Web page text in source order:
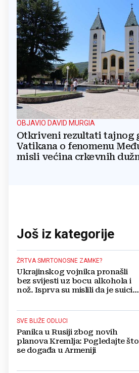
OBJAVIO DAVID MURGIA
Otkriveni rezultati tajnog
Vatikana o fenomenu
misli većina crkevnih
Još iz kategorije
ŽRTVA SMRTONOSNE ZAMKE?
Ukrajinskog vojnika pronašli
bez svijesti uz bocu alkohola i
nož. Isprva su mislili da je suicid,
SVE BLIŽE ODLUCI
Panika u Rusiji zbog novih
planova Kremlja: Pogledajte što
se događa u Armeniji